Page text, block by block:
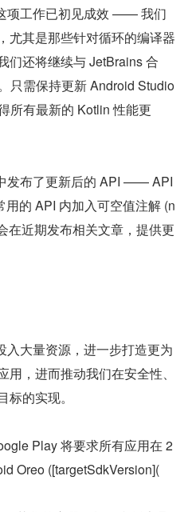
项工作已初见成效 —— 我们
尤其是那些针对循环的编译器
们还将继续与 JetBrains 合
只需保持更新 Android Studio
所有最新的 Kotlin 性能更
发布了更新后的 API —— API
的 API 内加入可空值注解 (n
在近期发布相关文章，提供更
大量资源，进一步打造更为
，进而推动我们在安全性、
的实现。
Play 将要求所有应用在 2
Oreo ([targetSdkVersion](